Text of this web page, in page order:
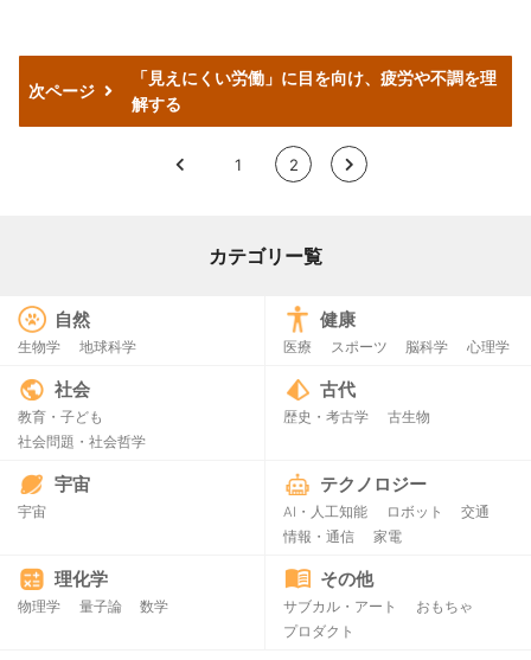
次ページ
「見えにくい労働」に目を向け、疲労や不調を理
解する
< 1 2 >
カテゴリー覧
自然
生物学 地球科学
健康
医療 スポーツ 脳科学 心理学
社会
教育・子ども
社会問題・社会哲学
古代
歴史・考古学 古生物
宇宙
宇宙
テクノロジー
AI・人工知能 ロボット
交通
情報・通信
家電
理化学
物理学 量子論 数学
その他
サブカル・アート
おもちゃ
プロダクト